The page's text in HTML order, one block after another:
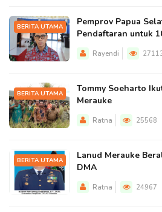
BERITA UTAMA
Pemprov Papua
Pendaftaran untuk
Rayendi
BERITA UTAMA
Tommy Soeharto
Merauke
Ratna 25568
BERITA UTAMA
Lanud Merauke
DMA
Ratna 24967